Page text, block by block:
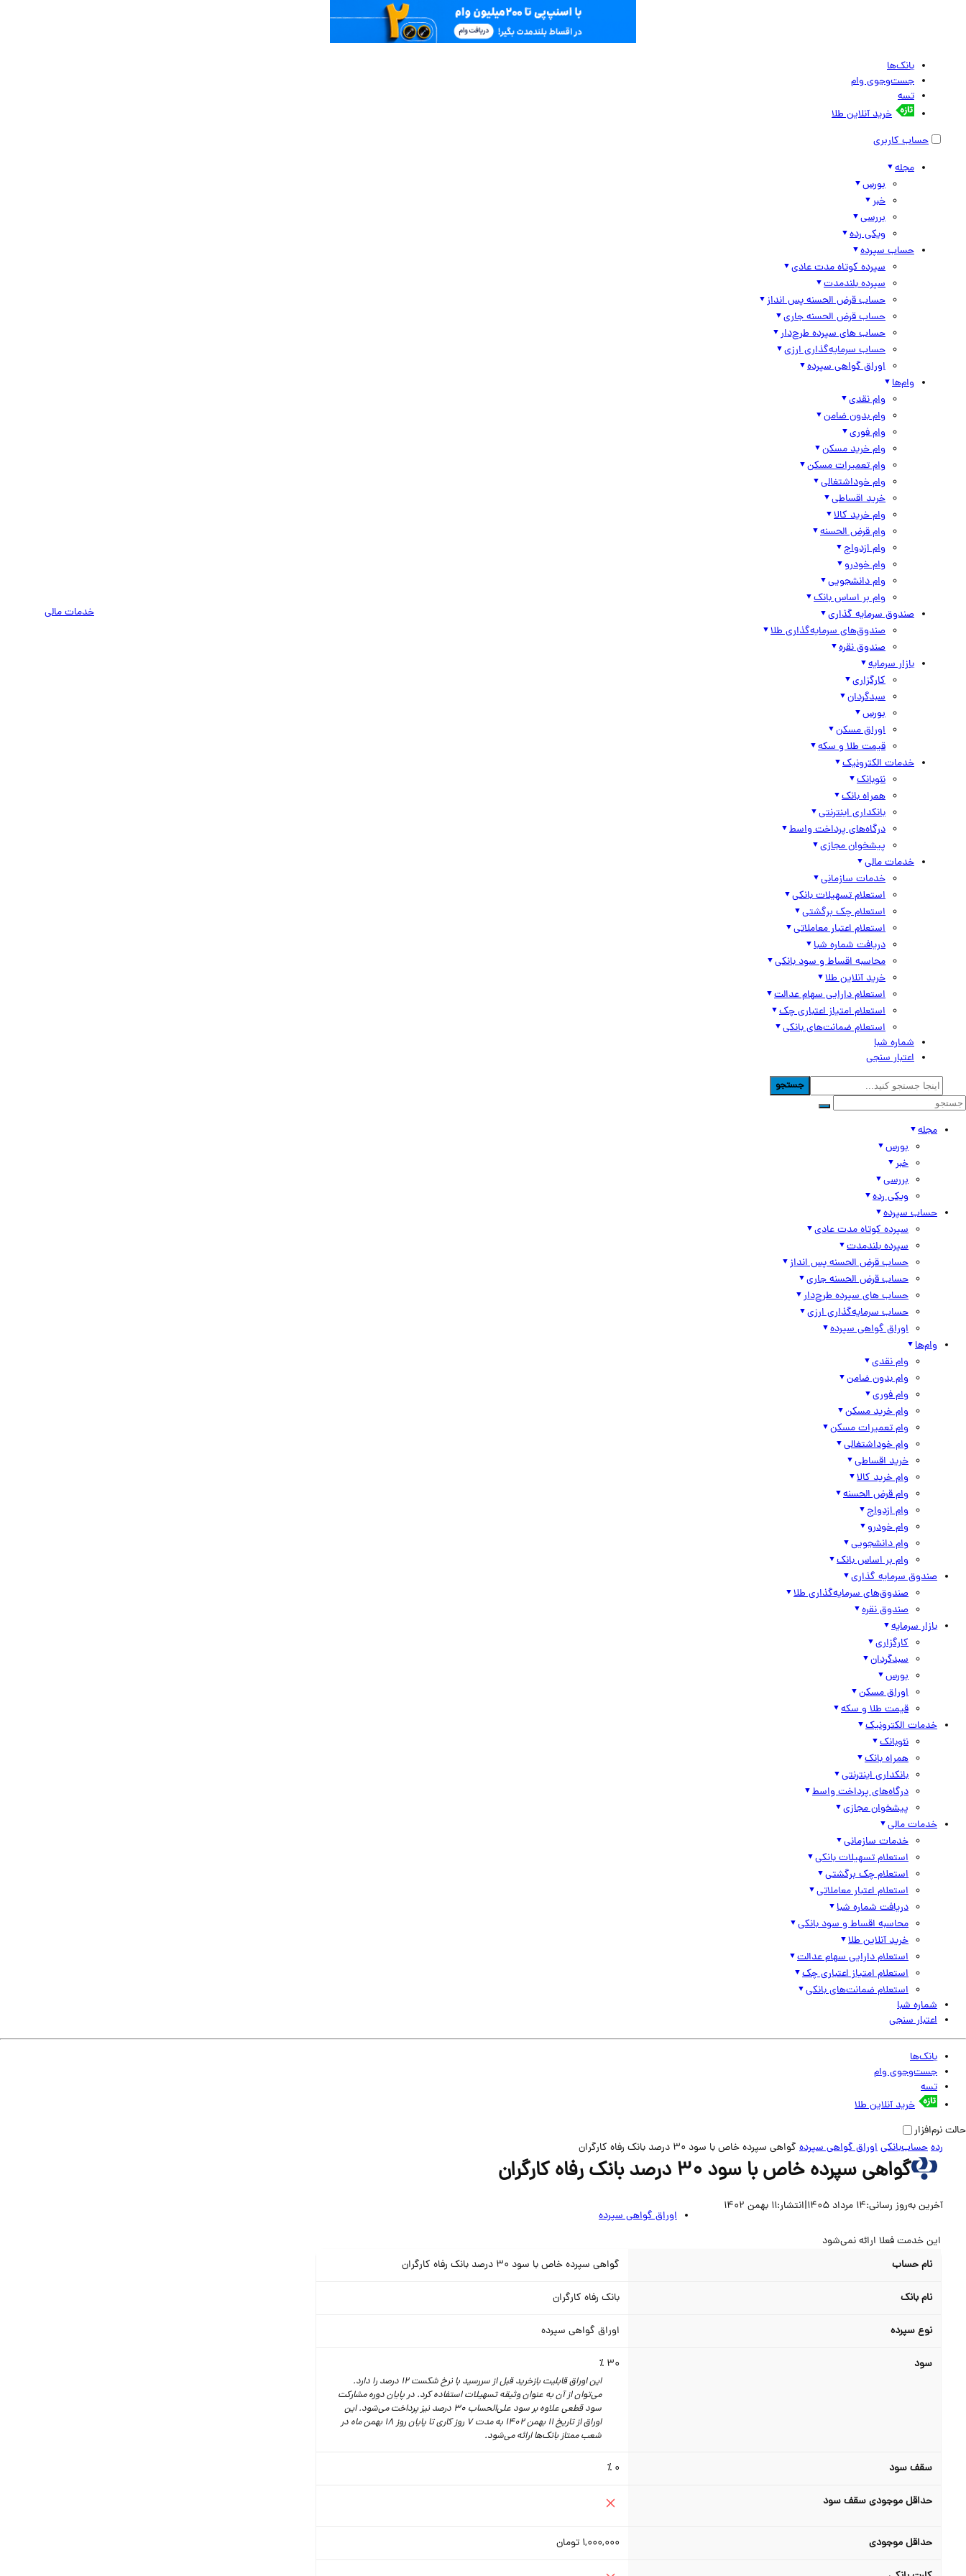
بانک‌ها
جست‌وجوی وام
تسه
خرید آنلاین طلا
حساب کاربری
مجله
بورس
خبر
بررسی
ویکی رده
حساب سپرده
سپرده کوتاه مدت عادی
سپرده بلندمدت
حساب قرض الحسنه پس انداز
حساب قرض الحسنه جاری
حساب های سپرده طرح‌دار
حساب سرمایه‌گذاری ارزی
اوراق گواهی سپرده
وام‌ها
وام نقدی
وام بدون ضامن
وام فوری
وام خرید مسکن
وام تعمیرات مسکن
وام خوداشتغالی
خرید اقساطی
وام خرید کالا
وام قرض الحسنه
وام ازدواج
وام خودرو
وام دانشجویی
وام بر اساس بانک
صندوق سرمایه گذاری
صندوق‌های سرمایه‌گذاری طلا
صندوق نقره
بازار سرمایه
کارگزاری
سبدگردان
بورس
اوراق مسکن
قیمت طلا و سکه
خدمات الکترونیک
نئوبانک
همراه بانک
بانکداری اینترنتی
درگاه‌های پرداخت واسط
پیشخوان مجازی
خدمات مالی
خدمات سازمانی
استعلام تسهیلات بانکی
استعلام چک برگشتی
استعلام اعتبار معاملاتی
دریافت شماره شبا
محاسبه اقساط و سود بانکی
خرید آنلاین طلا
استعلام دارایی سهام عدالت
استعلام امتیاز اعتباری چک
استعلام ضمانت‌های بانکی
شماره شبا
اعتبار سنجی
خدمات مالی
جستجو
مجله
بورس
خبر
بررسی
ویکی رده
حساب سپرده
سپرده کوتاه مدت عادی
سپرده بلندمدت
حساب قرض الحسنه پس انداز
حساب قرض الحسنه جاری
حساب های سپرده طرح‌دار
حساب سرمایه‌گذاری ارزی
اوراق گواهی سپرده
وام‌ها
وام نقدی
وام بدون ضامن
وام فوری
وام خرید مسکن
وام تعمیرات مسکن
وام خوداشتغالی
خرید اقساطی
وام خرید کالا
وام قرض الحسنه
وام ازدواج
وام خودرو
وام دانشجویی
وام بر اساس بانک
صندوق سرمایه گذاری
صندوق‌های سرمایه‌گذاری طلا
صندوق نقره
بازار سرمایه
کارگزاری
سبدگردان
بورس
اوراق مسکن
قیمت طلا و سکه
خدمات الکترونیک
نئوبانک
همراه بانک
بانکداری اینترنتی
درگاه‌های پرداخت واسط
پیشخوان مجازی
خدمات مالی
خدمات سازمانی
استعلام تسهیلات بانکی
استعلام چک برگشتی
استعلام اعتبار معاملاتی
دریافت شماره شبا
محاسبه اقساط و سود بانکی
خرید آنلاین طلا
استعلام دارایی سهام عدالت
استعلام امتیاز اعتباری چک
استعلام ضمانت‌های بانکی
شماره شبا
اعتبار سنجی
بانک‌ها
جست‌وجوی وام
تسه
خرید آنلاین طلا
حالت نرم‌افزار
ردهحساب‌بانکیاوراق گواهی سپرده گواهی سپرده خاص با سود 30 درصد بانک‌ رفاه کارگران
گواهی سپرده خاص با سود 30 درصد بانک‌ رفاه کارگران
آخرین به‌روز رسانی:14 مرداد 1405 |انتشار:11 بهمن 1402
اوراق گواهی سپرده
این خدمت فعلا ارائه نمی‌شود
نام حساب
گواهی سپرده خاص با سود 30 درصد بانک‌ رفاه کارگران
نام بانک بانک رفاه کارگران
نوع سپرده اوراق گواهی سپرده
سود 30 ٪
این اوراق قابلیت بازخرید قبل از سررسید با نرخ شکست 12 درصد را دارد.
می‌توان از آن به عنوان وثیقه تسهیلات استفاده کرد. در پایان دوره مشارکت
سود قطعی علاوه بر سود علی‌الحساب 30 درصد نیز پرداخت می‌شود. این
اوراق از تاریخ 11 بهمن 1402 به مدت 7 روز کاری تا پایان روز 18 بهمن ماه در
شعب ممتاز بانک‌ها ارائه می‌شود.
سقف سود 0 ٪
حداقل موجودی سقف سود
حداقل موجودی 1,000,000 تومان